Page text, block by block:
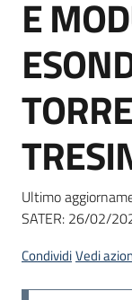
Piattaforme
telematiche
site
Seguici
E
Ultimo
SATER: 26/02/
CondividiVedi